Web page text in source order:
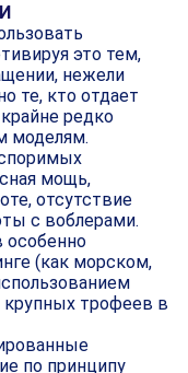
это тем,
нежели
те, кто отдает
редко
моделям.
мощь,
отсутствие
с воблерами.
особенно
(как морском,
трофеев в
по принципу